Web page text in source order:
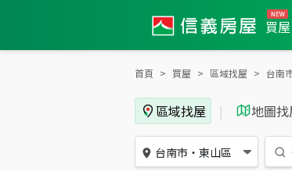
買屋
首頁 買屋 區域找屋 台南
區域找屋 | 地圖找
台南市 ・ 東山區